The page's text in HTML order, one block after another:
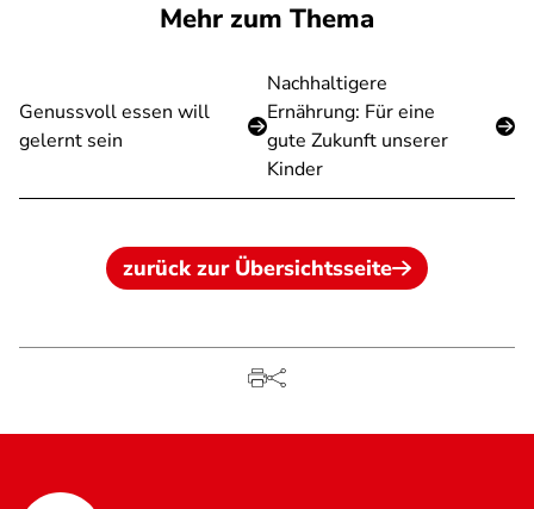
Mehr zum Thema
Genussvoll essen will
gelernt sein
Nachhaltigere
Ernährung: Für eine
gute Zukunft unserer
Kinder
zurück zur Übersichtsseite